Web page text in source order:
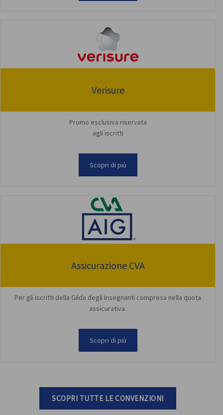
Verisure
Promo esclusiva riservata
agli iscritti
Scopri di più
Assicurazione CVA
Per gli iscritti della Gilda degli Insegnanti compresa nella quota
assicurativa.
Scopri di più
SCOPRI TUTTE LE CONVENZIONI